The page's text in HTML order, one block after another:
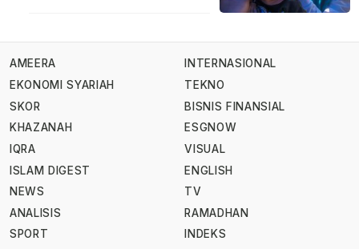
AMEERA
EKONOMI SYARIAH
SKOR
KHAZANAH
IQRA
ISLAM DIGEST
NEWS
ANALISIS
SPORT
INTERNASIONAL
TEKNO
BISNIS FINANSIAL
ESGNOW
VISUAL
ENGLISH
TV
RAMADHAN
INDEKS